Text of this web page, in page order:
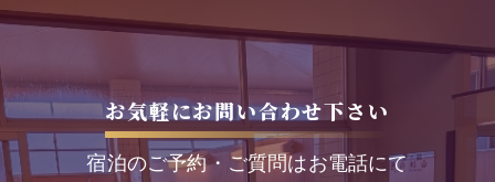
お気軽にお問い合わせ下さい
宿泊のご予約・ご質問はお電話にて